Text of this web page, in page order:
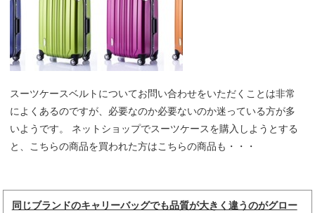
スーツケースベルトについてお問い合わせをいただくことは非常
によくあるのですが、必要なのか必要ないのか迷っている方が多
いようです。 ネットショップでスーツケースを購入しようとする
と、こちらの商品を買われた方はこちらの商品も・・・
同じブランドのキャリーバッグでも品質が大きく違うのがグロー